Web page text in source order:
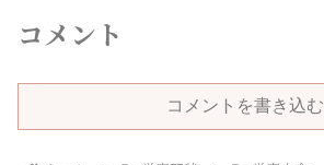
コメント
コメントを書き込む